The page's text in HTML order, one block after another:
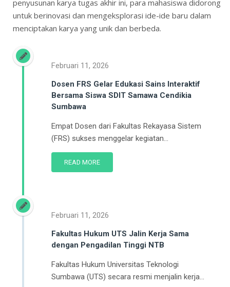
penyusunan karya tugas akhir ini, para mahasiswa didorong
untuk berinovasi dan mengeksplorasi ide-ide baru dalam
menciptakan karya yang unik dan berbeda.
Dosen FRS Gelar Edukasi Sains Interaktif
Bersama Siswa SDIT Samawa Cendikia
Sumbawa
Empat Dosen dari Fakultas Rekayasa Sistem
(FRS) sukses menggelar kegiatan...
READ MORE
Februari 11, 2026
Fakultas Hukum UTS Jalin Kerja Sama
dengan Pengadilan Tinggi NTB
Fakultas Hukum Universitas Teknologi
Sumbawa (UTS) secara resmi menjalin kerja...
Februari 11, 2026